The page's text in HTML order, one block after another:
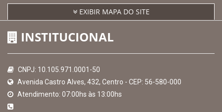
EXIBIR MAPA DO SITE
INSTITUCIONAL
CNPJ: 10.105.971.0001-50
Avenida Castro Alves, 432, Centro - CEP: 56-580-000
Atendimento: 07:00hs às 13:00hs